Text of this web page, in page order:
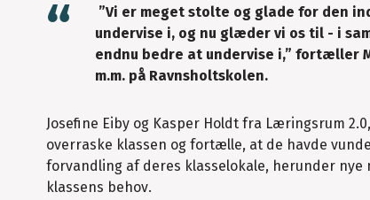
”Vi er meget stolte og glade for den
undervise i, og nu glæder vi os til - i
endnu bedre at undervise i,” fortæller
m.m. på Ravnsholtskolen.
Josefine Eiby og Kasper Holdt fra Læringsrum
overraske klassen og fortælle, at de havde
forvandling af deres klasselokale, herunder
klassens behov.